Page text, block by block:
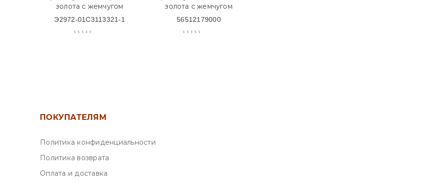
золота с жемчугом
Э2972-01С3113321-1
золота с жемчугом
56512179000
ПОКУПАТЕЛЯМ
Политика конфиденциальности
Политика возврата
Оплата и доставка